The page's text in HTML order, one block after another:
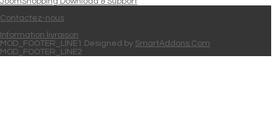
Contactez-nous
Information livraison
MOD_FOOTER_LINE1 Designed by SmartAddons.Com
MOD_FOOTER_LINE2